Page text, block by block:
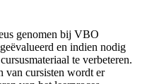
genomen bij VBO
en indien nodig
te verbeteren.
van cursisten wordt er